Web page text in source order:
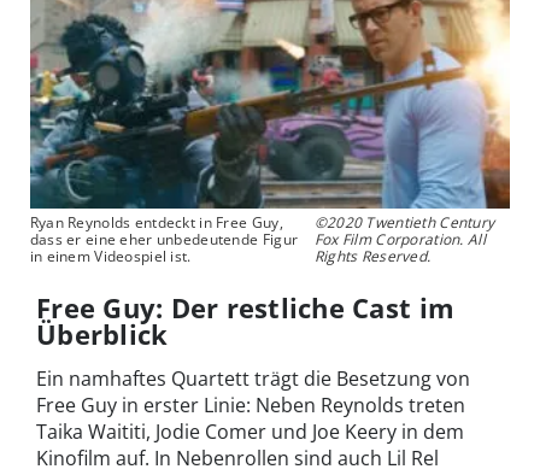
Ryan Reynolds entdeckt in Free Guy,
dass er eine eher unbedeutende Figur
in einem Videospiel ist.
©2020 Twentieth Century
Fox Film Corporation. All
Rights Reserved.
Free Guy: Der restliche Cast im
Überblick
Ein namhaftes Quartett trägt die Besetzung von
Free Guy in erster Linie: Neben Reynolds treten
Taika Waititi, Jodie Comer und Joe Keery in dem
Kinofilm auf. In Nebenrollen sind auch Lil Rel